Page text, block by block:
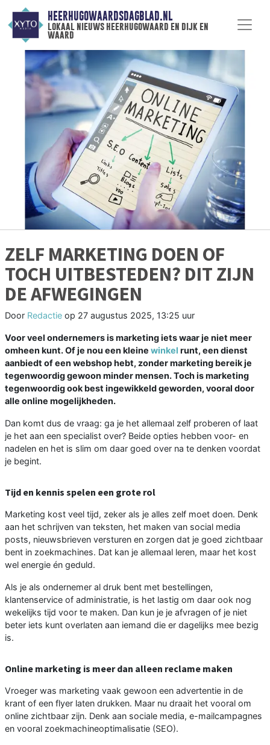
HEERHUGOWAARDSDAGBLAD.NL
lokaal nieuws heerhugowaard en dijk en
waard
ZELF MARKETING DOEN OF
TOCH UITBESTEDEN? DIT ZIJN
DE AFWEGINGEN
Door Redactie op 27 augustus 2025, 13:25 uur
Voor veel ondernemers is marketing iets waar je niet meer
omheen kunt. Of je nou een kleine winkel runt, een dienst
aanbiedt of een webshop hebt, zonder marketing bereik je
tegenwoordig gewoon minder mensen. Toch is marketing
tegenwoordig ook best ingewikkeld geworden, vooral door
alle online mogelijkheden.
Dan komt dus de vraag: ga je het allemaal zelf proberen of laat
je het aan een specialist over? Beide opties hebben voor- en
nadelen en het is slim om daar goed over na te denken voordat
je begint.
Tijd en kennis spelen een grote rol
Marketing kost veel tijd, zeker als je alles zelf moet doen. Denk
aan het schrijven van teksten, het maken van social media
posts, nieuwsbrieven versturen en zorgen dat je goed zichtbaar
bent in zoekmachines. Dat kan je allemaal leren, maar het kost
wel energie én geduld.
Als je als ondernemer al druk bent met bestellingen,
klantenservice of administratie, is het lastig om daar ook nog
wekelijks tijd voor te maken. Dan kun je je afvragen of je niet
beter iets kunt overlaten aan iemand die er dagelijks mee bezig
is.
Online marketing is meer dan alleen reclame maken
Vroeger was marketing vaak gewoon een advertentie in de
krant of een flyer laten drukken. Maar nu draait het vooral om
online zichtbaar zijn. Denk aan sociale media, e-mailcampagnes
en vooral zoekmachineoptimalisatie (SEO).